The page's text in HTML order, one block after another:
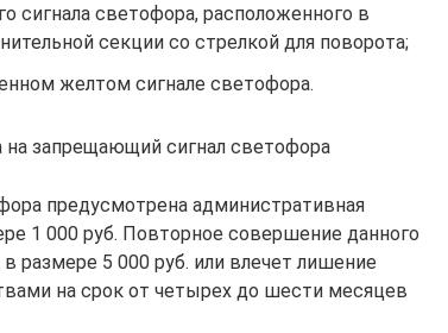
сигнала светофора, расположенного в
секции со стрелкой для поворота;
желтом сигнале светофора.
на запрещающий сигнал светофора
предусмотрена административная
1 000 руб. Повторное совершение данного
размере 5 000 руб. или влечет лишение
на срок от четырех до шести месяцев